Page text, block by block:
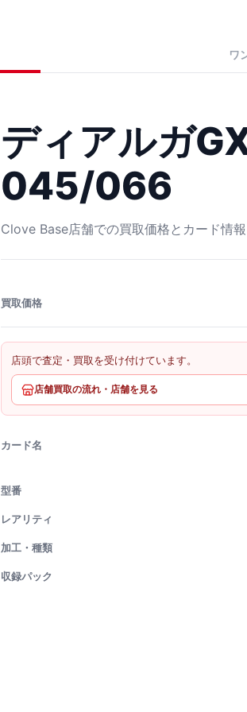
ワ
ディアルガ
045/066
Clove Base店舗での買取価格とカード情報
買取価格
店頭で査定・買取を受け付けています。
店舗買取の流れ・店舗を見る
カード名
型番
レアリティ
加工・種類
収録パック